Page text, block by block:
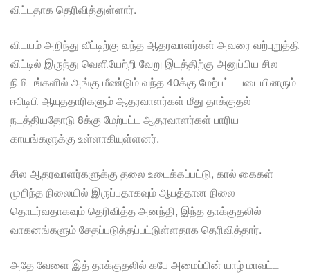
விட்டதாக தெரிவித்துள்ளார்.
விடயம் அறிந்து வீட்டிற்கு வந்த ஆதரவாளர்கள் அவரை வற்புறுத்தி
விட்டில் இருந்து வெளியேற்றி வேறு இடத்திற்கு அனுப்பிய சில
நிமிடங்களில் அங்கு மீண்டும் வந்த 40க்கு மேற்பட்ட படையினரும்
ஈபிடிபி ஆயுததாரிகளும் ஆதரவாளர்கள் மீது தாக்குதல்
நடத்தியதோடு 8க்கு மேற்பட்ட ஆதரவாளர்கள் பாரிய
காயங்களுக்கு உள்ளாகியுள்ளனர்.
சில ஆதரவாளர்களுக்கு தலை உடைக்கப்பட்டு, கால் கைகள்
முறிந்த நிலையில் இருப்பதாகவும் ஆபத்தான நிலை
தொடர்வதாகவும் தெரிவித்த அனந்தி, இந்த தாக்குதலில்
வாகனங்களும் சேதப்படுத்தப்பட்டுள்ளதாக தெரிவித்தார்.
அதே வேளை இத் தாக்குதலில் கபே அமைப்பின் யாழ் மாவட்ட